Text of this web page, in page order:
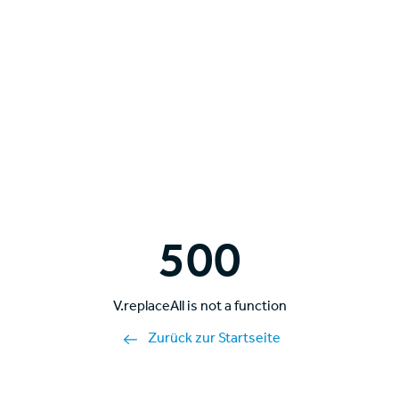
500
V.replaceAll is not a function
Zurück zur Startseite